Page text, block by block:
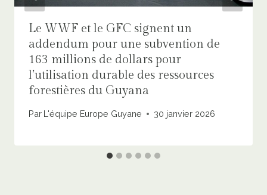
Le WWF et le GFC signent un
addendum pour une subvention de
163 millions de dollars pour
l’utilisation durable des ressources
forestières du Guyana
Par L'équipe Europe Guyane 30 janvier 2026